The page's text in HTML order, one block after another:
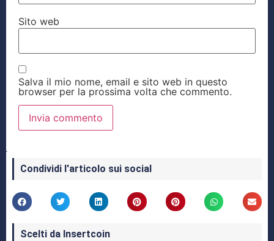
Sito web
Salva il mio nome, email e sito web in questo
browser per la prossima volta che commento.
Condividi l'articolo sui social
Scelti da Insertcoin